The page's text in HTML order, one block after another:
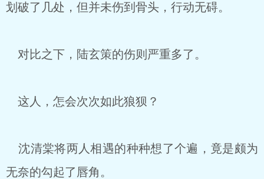
划破了几处，但并未伤到骨头，行动无碍。
对比之下，陆玄策的伤则严重多了。
这人，怎会次次如此狼狈？
沈清棠将两人相遇的种种想了个遍，竟是颇为
无奈的勾起了唇角。